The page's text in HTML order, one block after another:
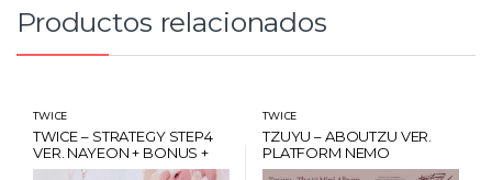
Productos relacionados
TWICE
TWICE – STRATEGY STEP4
VER. NAYEON + BONUS +
POB NAYEON APPLEMUSIC
TWICE
TZUYU – ABOUTZU VER.
PLATFORM NEMO